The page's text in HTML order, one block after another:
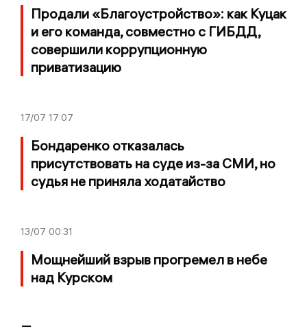
Продали «Благоустройство»: как Куцак
и его команда, совместно с ГИБДД,
совершили коррупционную
приватизацию
17/07 17:07
Бондаренко отказалась
присутствовать на суде из-за СМИ, но
судья не приняла ходатайство
13/07 00:31
Мощнейший взрыв прогремел в небе
над Курском